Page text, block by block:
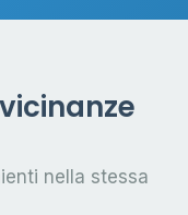
nella stessa